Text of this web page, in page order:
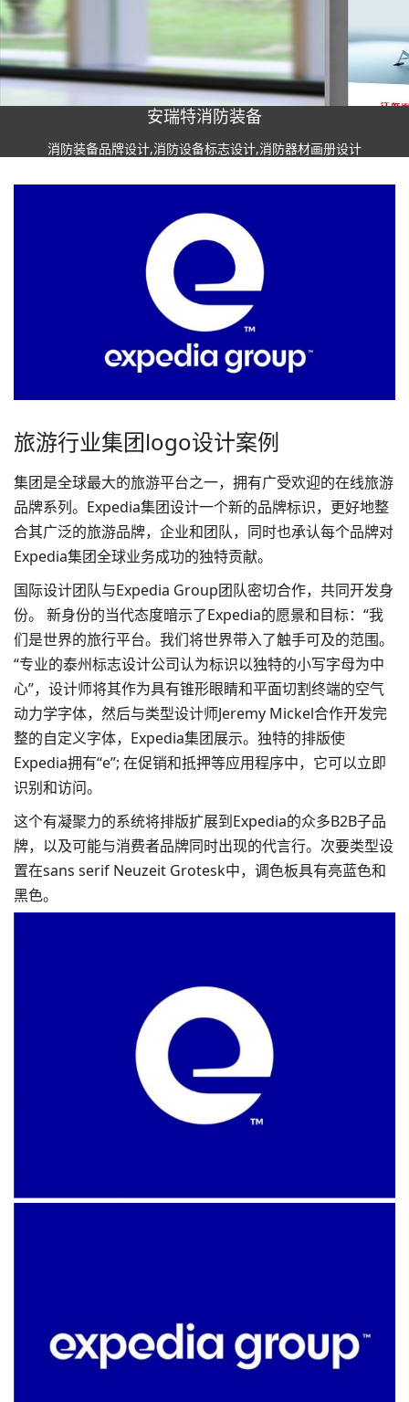
安瑞特消防装备
消防装备品牌设计,消防设备标志设计,消防器材画册设计
旅游行业集团logo设计案例
集团是全球最大的旅游平台之一，拥有广受欢迎的在线旅游
品牌系列。Expedia集团设计一个新的品牌标识，更好地整
合其广泛的旅游品牌，企业和团队，同时也承认每个品牌对
Expedia集团全球业务成功的独特贡献。
国际设计团队与Expedia Group团队密切合作，共同开发身
份。 新身份的当代态度暗示了Expedia的愿景和目标：“我
们是世界的旅行平台。我们将世界带入了触手可及的范围。
“专业的泰州标志设计公司认为标识以独特的小写字母为中
心”，设计师将其作为具有锥形眼睛和平面切割终端的空气
动力学字体，然后与类型设计师Jeremy Mickel合作开发完
整的自定义字体，Expedia集团展示。独特的排版使
Expedia拥有“e”; 在促销和抵押等应用程序中，它可以立即
识别和访问。
这个有凝聚力的系统将排版扩展到Expedia的众多B2B子品
牌，以及可能与消费者品牌同时出现的代言行。次要类型设
置在sans serif Neuzeit Grotesk中，调色板具有亮蓝色和
黑色。